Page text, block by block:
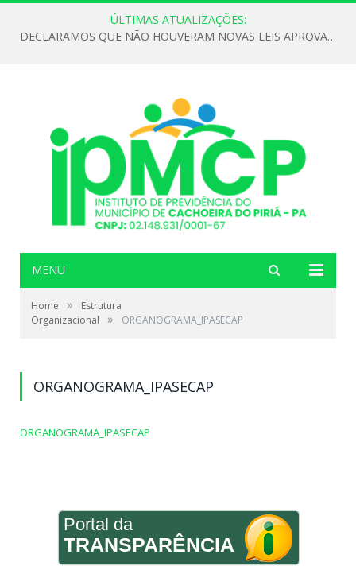
ÚLTIMAS ATUALIZAÇÕES:
DECLARAMOS QUE NÃO HOUVERAM NOVAS LEIS APROVADAS ATÉ O MOMENTO PARA O INSTITUTO DE PREVIDÊNCIA NO ANO DE 2026
MENU
Home »
Estrutura
Organizacional
» ORGANOGRAMA_IPASECAP
ORGANOGRAMA_IPASECAP
ORGANOGRAMA_IPASECAP
Portal da
TRANSPARÊNCIA